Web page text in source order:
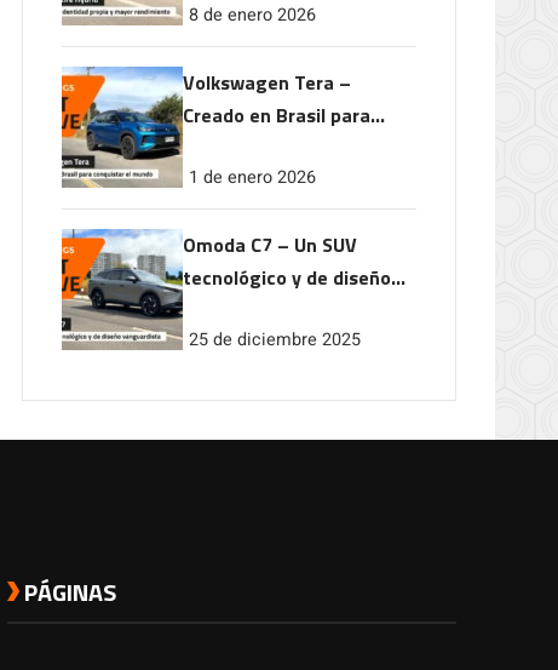
rendimiento
8 de enero 2026
Volkswagen Tera –
Creado en Brasil para
1 de enero 2026
Omoda C7 – Un SUV
tecnológico y de diseño
25 de diciembre 2025
PÁGINAS